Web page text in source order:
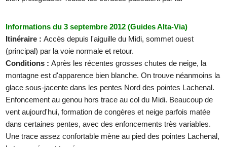
Informations du 3 septembre 2012 (Guides Alta-Via)
Itinéraire : Accès depuis l'aiguille du Midi, sommet ouest
(principal) par la voie normale et retour.
Conditions : Après les récentes grosses chutes de neige, la
montagne est d'apparence bien blanche. On trouve néanmoins la
glace sous-jacente dans les pentes Nord des pointes Lachenal.
Enfoncement au genou hors trace au col du Midi. Beaucoup de
vent aujourd'hui, formation de congères et neige parfois matée
dans certaines pentes, avec des enfoncements très variables.
Une trace assez confortable mène au pied des pointes Lachenal,